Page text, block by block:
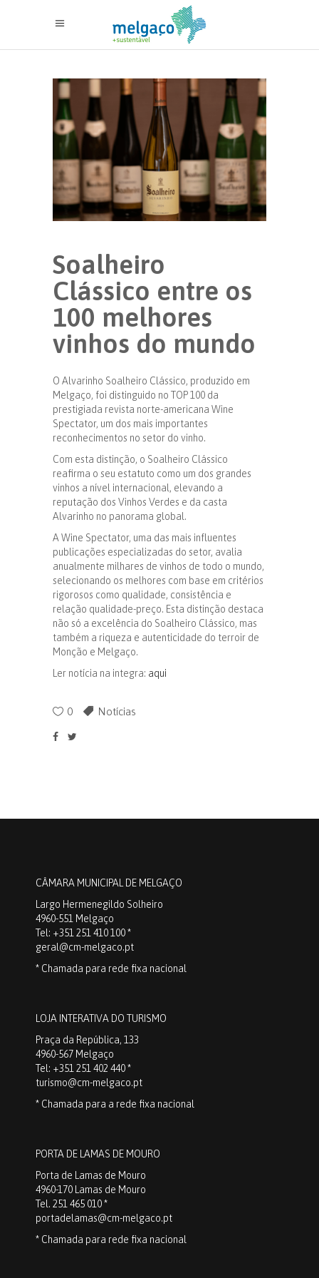
Soalheiro
Clássico entre os
100 melhores
vinhos do mundo
O Alvarinho Soalheiro Clássico, produzido em
Melgaço, foi distinguido no TOP 100 da
prestigiada revista norte-americana Wine
Spectator, um dos mais importantes
reconhecimentos no setor do vinho.
Com esta distinção, o Soalheiro Clássico
reafirma o seu estatuto como um dos grandes
vinhos a nível internacional, elevando a
reputação dos Vinhos Verdes e da casta
Alvarinho no panorama global.
A Wine Spectator, uma das mais influentes
publicações especializadas do setor, avalia
anualmente milhares de vinhos de todo o mundo,
selecionando os melhores com base em critérios
rigorosos como qualidade, consistência e
relação qualidade-preço. Esta distinção destaca
não só a excelência do Soalheiro Clássico, mas
também a riqueza e autenticidade do terroir de
Monção e Melgaço.
Ler notícia na integra: aqui
0 Notícias
CÂMARA MUNICIPAL DE MELGAÇO
Largo Hermenegildo Solheiro
4960-551 Melgaço
Tel: +351 251 410 100 *
geral@cm-melgaco.pt
* Chamada para rede fixa nacional
LOJA INTERATIVA DO TURISMO
Praça da República, 133
4960-567 Melgaço
Tel: +351 251 402 440 *
turismo@cm-melgaco.pt
* Chamada para a rede fixa nacional
PORTA DE LAMAS DE MOURO
Porta de Lamas de Mouro
4960-170 Lamas de Mouro
Tel. 251 465 010 *
portadelamas@cm-melgaco.pt
* Chamada para rede fixa nacional